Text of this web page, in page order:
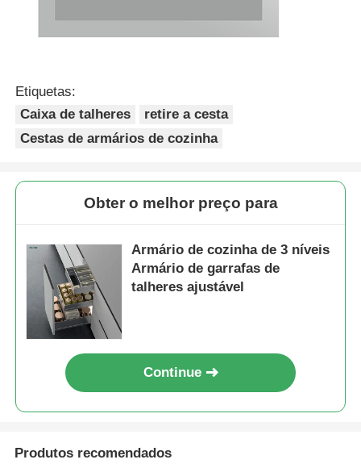
Etiquetas:
Caixa de talheres
retire a cesta
Cestas de armários de cozinha
Obter o melhor preço para
Armário de cozinha de 3 níveis
Armário de garrafas de
talheres ajustável
Continue
Produtos recomendados